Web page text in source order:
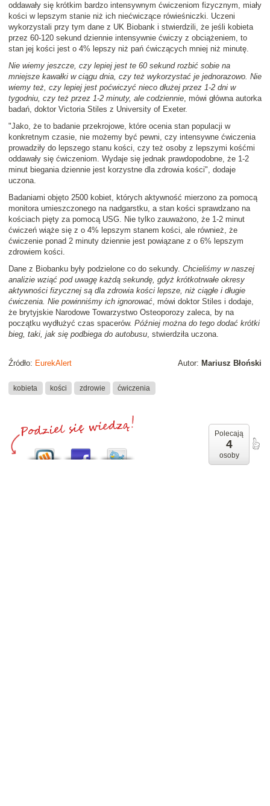
oddawały się krótkim bardzo intensywnym ćwiczeniom fizycznym, miały
kości w lepszym stanie niż ich niećwiczące rówieśniczki. Uczeni
wykorzystali przy tym dane z UK Biobank i stwierdzili, że jeśli kobieta
przez 60-120 sekund dziennie intensywnie ćwiczy z obciążeniem, to
stan jej kości jest o 4% lepszy niż pań ćwiczących mniej niż minutę.
Nie wiemy jeszcze, czy lepiej jest te 60 sekund rozbić sobie na
mniejsze kawałki w ciągu dnia, czy też wykorzystać je jednorazowo. Nie
wiemy też, czy lepiej jest poćwiczyć nieco dłużej przez 1-2 dni w
tygodniu, czy też przez 1-2 minuty, ale codziennie, mówi główna autorka
badań, doktor Victoria Stiles z University of Exeter.
"Jako, że to badanie przekrojowe, które ocenia stan populacji w
konkretnym czasie, nie możemy być pewni, czy intensywne ćwiczenia
prowadziły do lepszego stanu kości, czy też osoby z lepszymi kośćmi
oddawały się ćwiczeniom. Wydaje się jednak prawdopodobne, że 1-2
minut biegania dziennie jest korzystne dla zdrowia kości", dodaje
uczona.
Badaniami objęto 2500 kobiet, których aktywność mierzono za pomocą
monitora umieszczonego na nadgarstku, a stan kości sprawdzano na
kościach pięty za pomocą USG. Nie tylko zauważono, że 1-2 minut
ćwiczeń wiąże się z o 4% lepszym stanem kości, ale również, że
ćwiczenie ponad 2 minuty dziennie jest powiązane z o 6% lepszym
zdrowiem kości.
Dane z Biobanku były podzielone co do sekundy. Chcieliśmy w naszej
analizie wziąć pod uwagę każdą sekundę, gdyż krótkotrwałe okresy
aktywności fizycznej są dla zdrowia kości lepsze, niż ciągłe i długie
ćwiczenia. Nie powinniśmy ich ignorować, mówi doktor Stiles i dodaje,
że brytyjskie Narodowe Towarzystwo Osteoporozy zaleca, by na
początku wydłużyć czas spacerów. Później można do tego dodać krótki
bieg, taki, jak się podbiega do autobusu, stwierdziła uczona.
Autor: Mariusz Błoński
Źródło: EurekAlert
kobieta kości zdrowie ćwiczenia
Polecają
4
osoby